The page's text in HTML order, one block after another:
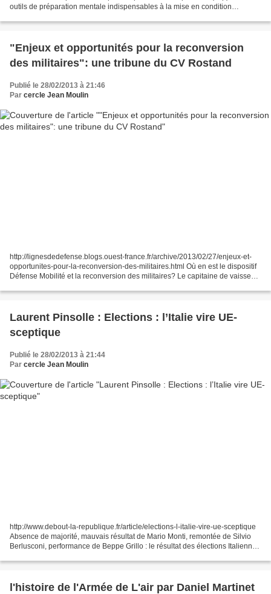
outils de préparation mentale indispensables à la mise en condition
"Enjeux et opportunités pour la reconversion
des militaires": une tribune du CV Rostand
Publié le 28/02/2013 à 21:46
Par cercle Jean Moulin
http://lignesdedefense.blogs.ouest-france.fr/archive/2013/02/27/enjeux-et-
opportunites-pour-la-reconversion-des-militaires.html Où en est le dispositif
Défense Mobilité et la reconversion des militaires? Le capitaine de vaisseau
Laurent Pinsolle : Elections : l’Italie vire UE-
sceptique
Publié le 28/02/2013 à 21:44
Par cercle Jean Moulin
http://www.debout-la-republique.fr/article/elections-l-italie-vire-ue-sceptique
Absence de majorité, mauvais résultat de Mario Monti, remontée de Silvio
Berlusconi, performance de Beppe Grillo : le résultat des élections Italiennes
l'histoire de l'Armée de L'air par Daniel Martinet